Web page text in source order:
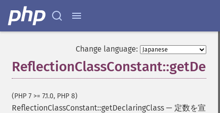
Change language:
(PHP 7 >= 7.1.0, PHP 8)
ReflectionClassConstant::getDeclaringClass — 定数を宣